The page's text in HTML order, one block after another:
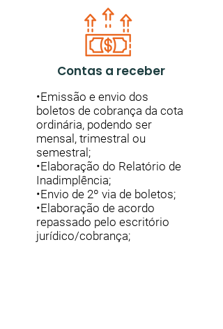
Contas a receber
•Emissão e envio dos
boletos de cobrança da cota
ordinária, podendo ser
mensal, trimestral ou
semestral;
•Elaboração do Relatório de
Inadimplência;
•Envio de 2º via de boletos;
•Elaboração de acordo
repassado pelo escritório
jurídico/cobrança;